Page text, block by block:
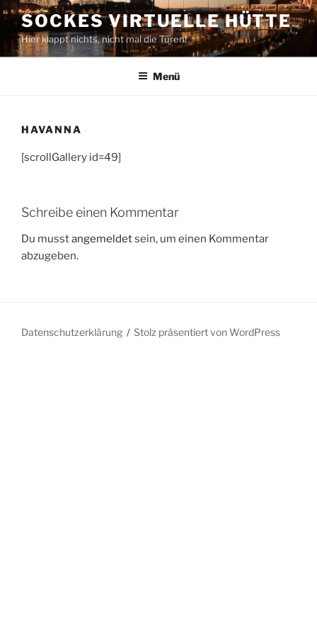
Zum
Inhalt
springen
SOCKES VIRTUELLE HÜTTE
Hier klappt nichts, nicht mal die Türen!
Menü
HAVANNA
[scrollGallery id=49]
Schreibe einen Kommentar
Du musstangemeldetsein, um einen Kommentar
abzugeben.
Datenschutzerklärung Stolz präsentiert von WordPress